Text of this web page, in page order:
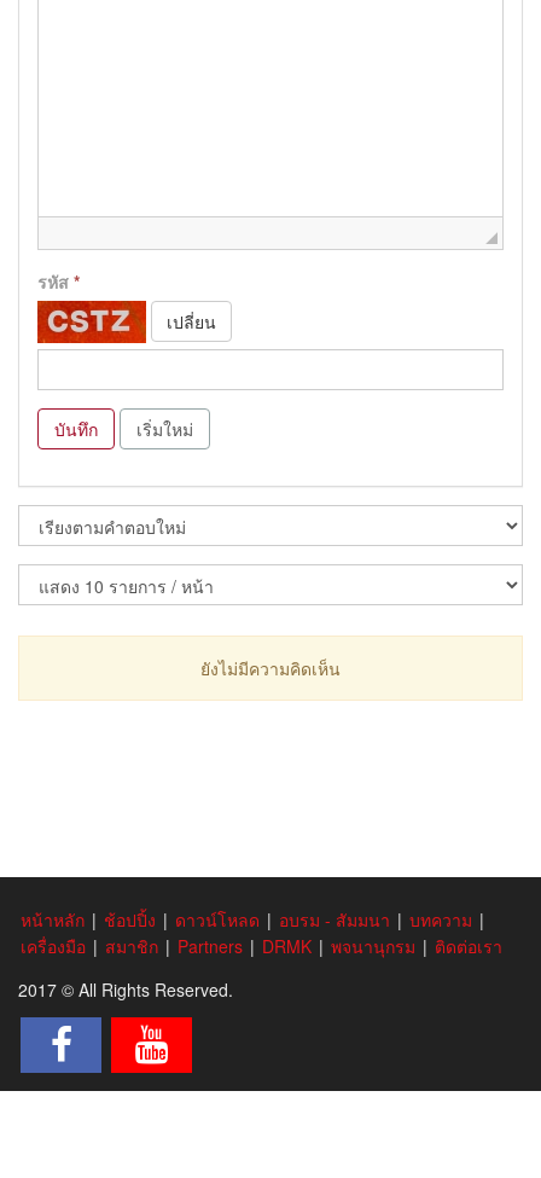
รหัส *
เปลี่ยน
บันทึก เริ่มใหม่
ยังไม่มีความคิดเห็น
หน้าหลัก | ช้อปปิ้ง | ดาวน์โหลด | อบรม - สัมมนา | บทความ |
เครื่องมือ | สมาชิก | Partners | DRMK | พจนานุกรม | ติดต่อเรา
2017 © All Rights Reserved.